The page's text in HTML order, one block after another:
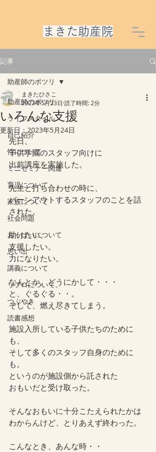
​まきた助産院
記事
助産師のポツリ
ライフスタイル
自己紹介
性について
ミニセミナー関連
育児について
家族について
社会問題
おっぱいについて
思い出
講義について
リプロについて。
つぶやき
読書感想
助産師のポツリ
いろんな支援
まきたひさこ
2023年5月23日 読了時間: 2分
更新日：2023年5月24日
先日、
子供学園のスタッフ向けに
出前講座を実施した。
先生と打ち合わせの時に、
バーンアウトするスタッフのことを話
された。
助けたい。
支援したい。
力になりたい。
なんとか、どうにかして・・・
と、ぐるぐる・・。
そして、燃え尽きてしまう。
施設入所している子供たちのために
も、
そして多くのスタッフ自身のために
も。
というのが施設側から託された
おもいだと受け取った。
そんなおもいに十分こたえられたかは
わからんけど、とりあえず終わった。
こんなとき、あんな時・・